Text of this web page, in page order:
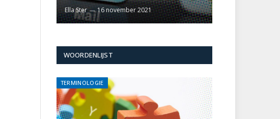
Ella Ster 16 november 2021
WOORDENLIJST
TERMINOLOGIE